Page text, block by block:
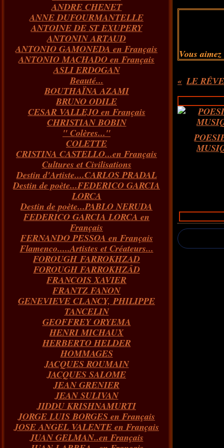
Janvier(60)
Février(68)
Janvier(86)
Mars(65)
Février(70)
Janvier(66)
Avril(76)
Mars(66)
Février(67)
Janvier(73)
Mai(82)
Avril(62)
Mars(66)
Février(55)
Janvier(43)
Juin(84)
Mai(89)
Avril(59)
Mars(73)
Février(54)
Janvier(51)
Juillet(72)
Juin(65)
Mai(97)
Avril(73)
Mars(100)
Février(146)
Janvier(124)
Août(40)
Juillet(31)
Juin(26)
ANDRE CHENET
ANNE DUFOURMANTELLE
ANTOINE DE ST EXUPERY
ANTONIN ARTAUD
ANTONIO GAMONEDA en Français
ANTONIO MACHADO en Français
ASLI ERDOGAN
Beauté...
BOUTHAÏNA AZAMI
BRUNO ODILE
CESAR VALLEJO en Français
CHRISTIAN BOBIN
" Colères..."
COLETTE
CRISTINA CASTELLO...en Français
Cultures et Civilisations
Destin d'Artiste....CARLOS PRADAL
Destin de poète...FEDERICO GARCIA
LORCA
Destin de poète...PABLO NERUDA
FEDERICO GARCIA LORCA en
Français
FERNANDO PESSOA en Français
Flamenco.....Artistes et Créateurs...
FOROUGH FARROKHZAD
FOROUGH FARROKHZÂD
FRANCOIS XAVIER
FRANTZ FANON
GENEVIEVE CLANCY, PHILIPPE
TANCELIN
GEOFFREY ORYEMA
HENRI MICHAUX
HERBERTO HELDER
HOMMAGES
JACQUES ROUMAIN
JACQUES SALOME
JEAN GRENIER
JEAN SULIVAN
JIDDU KRISHNAMURTI
JORGE LUIS BORGES en Français
JOSE ANGEL VALENTE en Français
JUAN GELMAN..en Français
Vous aimez
LE